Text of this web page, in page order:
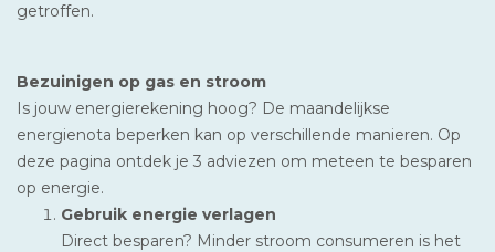
getroffen.
Bezuinigen op gas en stroom
Is jouw energierekening hoog? De maandelijkse
energienota beperken kan op verschillende manieren. Op
deze pagina ontdek je 3 adviezen om meteen te besparen
op energie.
Gebruik energie verlagen
Direct besparen? Minder stroom consumeren is het